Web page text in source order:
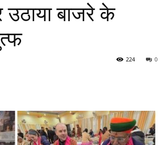
उठाया बाजरे के
0
224